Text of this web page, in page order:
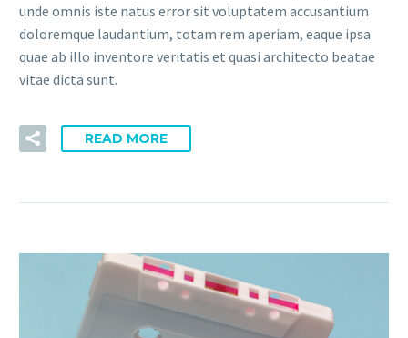
unde omnis iste natus error sit voluptatem accusantium
doloremque laudantium, totam rem aperiam, eaque ipsa
quae ab illo inventore veritatis et quasi architecto beatae
vitae dicta sunt.
READ MORE